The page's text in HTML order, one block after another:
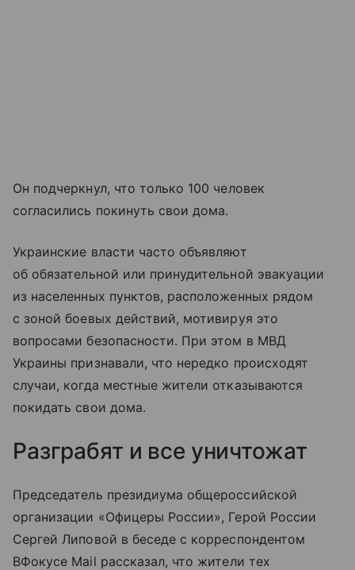
Он подчеркнул, что только 100 человек
согласились покинуть свои дома.
Украинские власти часто объявляют
об обязательной или принудительной эвакуации
из населенных пунктов, расположенных рядом
с зоной боевых действий, мотивируя это
вопросами безопасности. При этом в МВД
Украины признавали, что нередко происходят
случаи, когда местные жители отказываются
покидать свои дома.
Разграбят и все уничтожат
Председатель президиума общероссийской
организации «Офицеры России», Герой России
Сергей Липовой в беседе с корреспондентом
ВФокусе Mail рассказал, что жители тех